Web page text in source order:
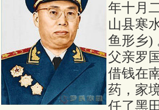
年十月
山县寒
鱼形乡)
父亲罗
借钱在
药，家
任了黑